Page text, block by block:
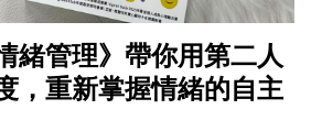
緒管理》帶你用第二人
，重新掌握情緒的自主